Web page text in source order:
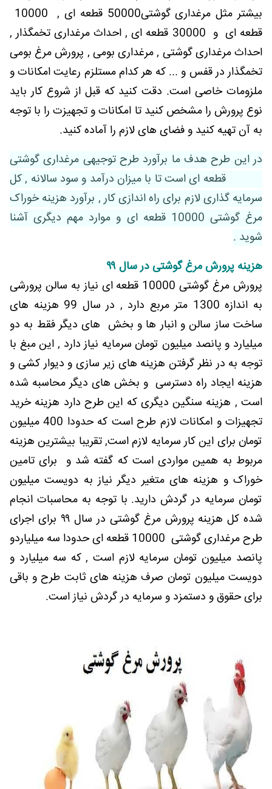
قطعه ای و 30000 قطعه ای , احداث مرغداری تخمگذار ,
احداث مرغداری گوشتی , مرغداری بومی , پرورش مرغ بومی
تخمگذار در قفس و ... که هر کدام مستلزم رعایت امکانات و
ملزومات خاصی است. دقت کنید که قبل از شروع کار باید
نوع پرورش را مشخص کنید تا امکانات و تجهیزت را با توجه
به آن تهیه کنید و فضای های لازم را آماده کنید.
در این طرح هدف ما برآورد طرح توجیهی مرغداری گوشتی
10000 قطعه ای است تا با میزان درآمد و سود سالانه , کل
سرمایه گذاری لازم برای راه اندازی کار , برآورد هزینه خوراک
مرغ گوشتی 10000 قطعه ای و موارد مهم دیگری آشنا
شوید .
هزینه پرورش مرغ گوشتی در سال ۹۹
پرورش مرغ گوشتی 10000 قطعه ای نیاز به سالن پرورشی
به اندازه 1300 متر مربع دارد , در سال 99 هزینه های
ساخت ساز سالن و انبار ها و بخش های دیگر فقط به دو
میلیارد و پانصد میلیون تومان سرمایه نیاز دارد , این مبغ با
توجه به در نظر گرفتن هزینه های زیر سازی و دیوار کشی و
هزینه ایجاد راه دسترسی و بخش های دیگر محاسبه شده
است , هزینه سنگین دیگری که این طرح دارد هزینه خرید
تجهیزات و امکانات لازم طرح است که حدودا 400 میلیون
تومان برای این کار سرمایه لازم است, تقریبا بیشترین هزینه
مربوط به همین مواردی است که گفته شد و برای تامین
خوراک و هزینه های متغیر دیگر نیاز به دویست میلیون
تومان سرمایه در گردش دارید. با توجه به محاسبات انجام
شده کل هزینه پرورش مرغ گوشتی در سال ۹۹ برای اجرای
طرح مرغداری گوشتی 10000 قطعه ای حدودا سه میلیاردو
پانصد میلیون تومان سرمایه لازم است , که سه میلیارد و
دویست میلیون تومان صرف هزینه های ثابت طرح و باقی
برای حقوق و دستمزد و سرمایه در گردش نیاز است.